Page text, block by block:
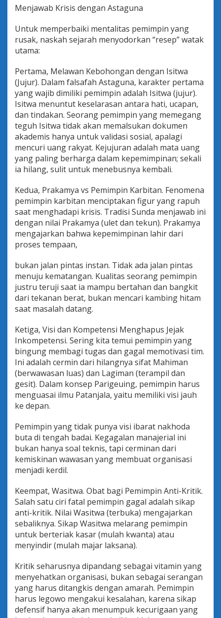
Menjawab Krisis dengan Astaguna
Untuk memperbaiki mentalitas pemimpin yang
rusak, naskah sejarah menyodorkan “resep” watak
utama:
Pertama, Melawan Kebohongan dengan Isitwa
(Jujur). Dalam falsafah Astaguna, karakter pertama
yang wajib dimiliki pemimpin adalah Isitwa (jujur).
Isitwa menuntut keselarasan antara hati, ucapan,
dan tindakan. Seorang pemimpin yang memegang
teguh Isitwa tidak akan memalsukan dokumen
akademis hanya untuk validasi sosial, apalagi
mencuri uang rakyat. Kejujuran adalah mata uang
yang paling berharga dalam kepemimpinan; sekali
ia hilang, sulit untuk menebusnya kembali.
Kedua, Prakamya vs Pemimpin Karbitan. Fenomena
pemimpin karbitan menciptakan figur yang rapuh
saat menghadapi krisis. Tradisi Sunda menjawab ini
dengan nilai Prakamya (ulet dan tekun). Prakamya
mengajarkan bahwa kepemimpinan lahir dari
proses tempaan,
bukan jalan pintas instan. Tidak ada jalan pintas
menuju kematangan. Kualitas seorang pemimpin
justru teruji saat ia mampu bertahan dan bangkit
dari tekanan berat, bukan mencari kambing hitam
saat masalah datang.
Ketiga, Visi dan Kompetensi Menghapus Jejak
Inkompetensi. Sering kita temui pemimpin yang
bingung membagi tugas dan gagal memotivasi tim.
Ini adalah cermin dari hilangnya sifat Mahiman
(berwawasan luas) dan Lagiman (terampil dan
gesit). Dalam konsep Parigeuing, pemimpin harus
menguasai ilmu Patanjala, yaitu memiliki visi jauh
ke depan.
Pemimpin yang tidak punya visi ibarat nakhoda
buta di tengah badai. Kegagalan manajerial ini
bukan hanya soal teknis, tapi cerminan dari
kemiskinan wawasan yang membuat organisasi
menjadi kerdil.
Keempat, Wasitwa. Obat bagi Pemimpin Anti-Kritik.
Salah satu ciri fatal pemimpin gagal adalah sikap
anti-kritik. Nilai Wasitwa (terbuka) mengajarkan
sebaliknya. Sikap Wasitwa melarang pemimpin
untuk berteriak kasar (mulah kwanta) atau
menyindir (mulah majar laksana).
Kritik seharusnya dipandang sebagai vitamin yang
menyehatkan organisasi, bukan sebagai serangan
yang harus ditangkis dengan amarah. Pemimpin
harus legowo mengakui kesalahan, karena sikap
defensif hanya akan menumpuk kecurigaan yang